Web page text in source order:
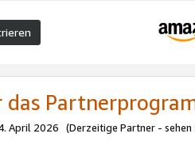
April 2026 (Derzeitige Partner - sehen